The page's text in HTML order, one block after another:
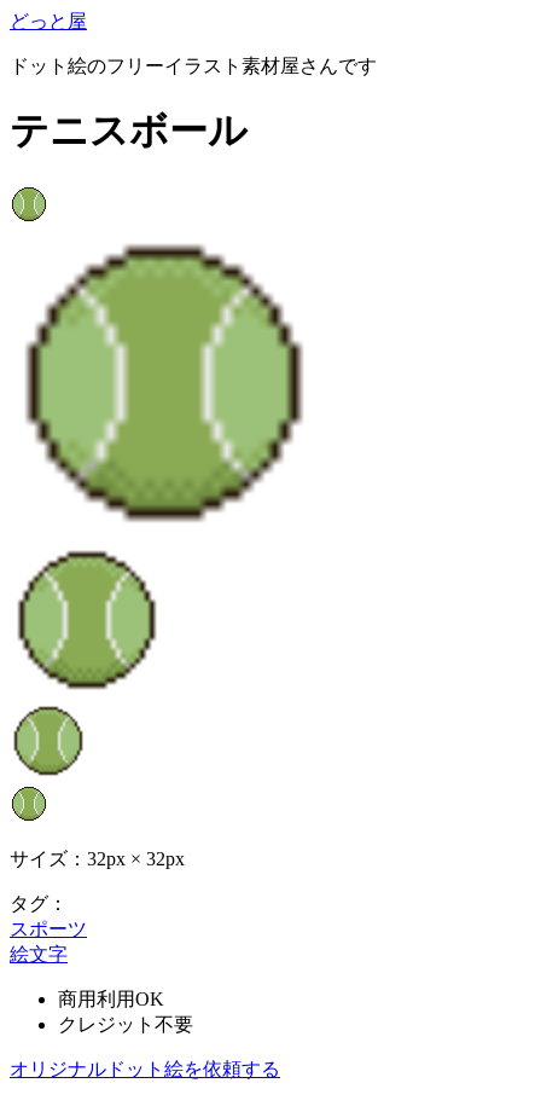
どっと屋
ドット絵のフリーイラスト素材屋さんです
テニスボール
サイズ：32px × 32px
タグ：
スポーツ
絵文字
商用利用OK
クレジット不要
オリジナルドット絵を依頼する